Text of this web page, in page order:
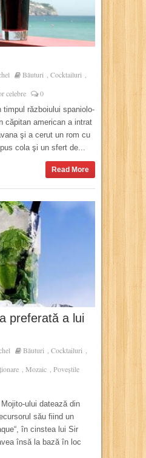
Băuturi Cocktailuri
celebre 0
timpul războiului spaniolo-
căpitan american a intrat
şi a cerut un rom cu
cola şi un sfert de...
Read More
preferată a lui
Băuturi , Cocktailuri ,
, Mozaic , Poveștile
ului datează din
său fiind un
în cinstea lui Sir
însă la bază în loc